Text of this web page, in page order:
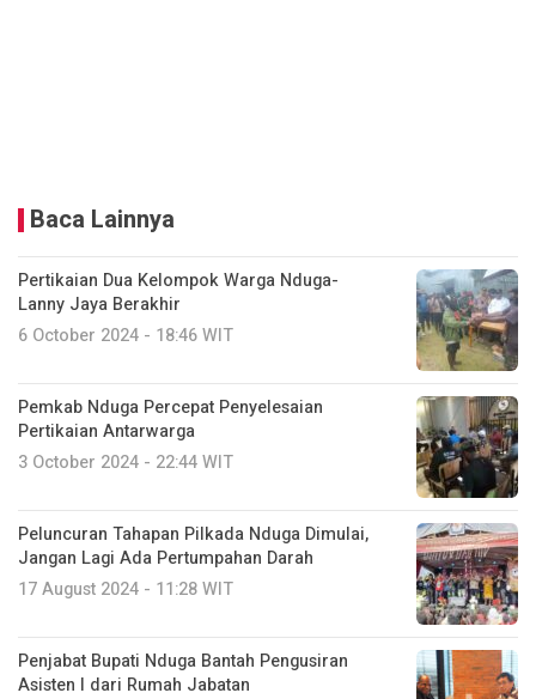
Baca Lainnya
Pertikaian Dua Kelompok Warga Nduga-
Lanny Jaya Berakhir
6 October 2024 - 18:46 WIT
Pemkab Nduga Percepat Penyelesaian
Pertikaian Antarwarga
3 October 2024 - 22:44 WIT
Peluncuran Tahapan Pilkada Nduga Dimulai,
Jangan Lagi Ada Pertumpahan Darah
17 August 2024 - 11:28 WIT
Penjabat Bupati Nduga Bantah Pengusiran
Asisten I dari Rumah Jabatan